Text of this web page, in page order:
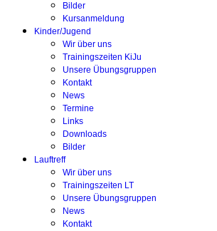
Bilder
Kursanmeldung
Kinder/Jugend
Wir über uns
Trainingszeiten KiJu
Unsere Übungsgruppen
Kontakt
News
Termine
Links
Downloads
Bilder
Lauftreff
Wir über uns
Trainingszeiten LT
Unsere Übungsgruppen
News
Kontakt